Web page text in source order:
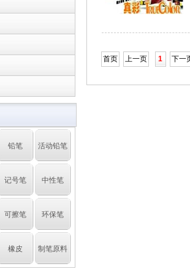
铅笔 活动铅笔
记号笔 中性笔
可擦笔 环保笔
橡皮 制笔原料
首页 上一页 1 下一